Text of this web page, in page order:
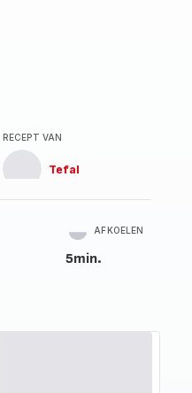
RECEPT VAN
Tefal
AFKOELEN
5min.